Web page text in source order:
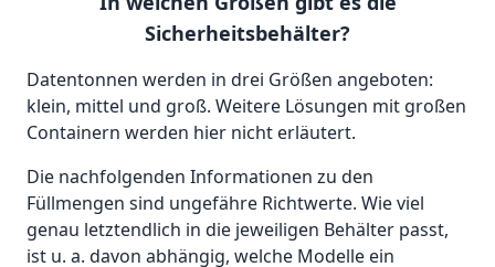
Sicherheitsbehälter?
Datentonnen werden in drei Größen angeboten:
klein, mittel und groß. Weitere Lösungen mit großen
Containern werden hier nicht erläutert.
Die nachfolgenden Informationen zu den
Füllmengen sind ungefähre Richtwerte. Wie viel
genau letztendlich in die jeweiligen Behälter passt,
ist u. a. davon abhängig, welche Modelle ein